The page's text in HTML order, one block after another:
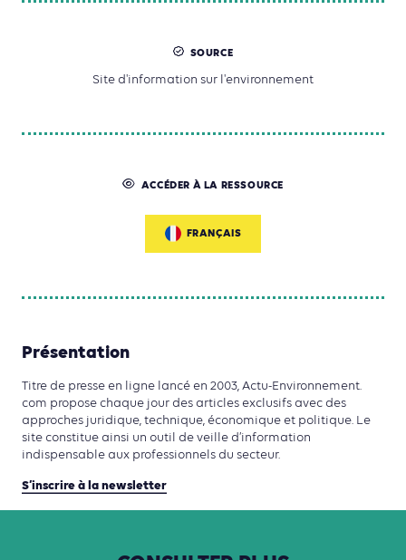
SOURCE
Site d'information sur l'environnement
ACCÉDER À LA RESSOURCE
FRANÇAIS
Présentation
Titre de presse en ligne lancé en 2003, Actu-Environnement.
com propose chaque jour des articles exclusifs avec des
approches juridique, technique, économique et politique. Le
site constitue ainsi un outil de veille d’information
indispensable aux professionnels du secteur.
S’inscrire à la newsletter